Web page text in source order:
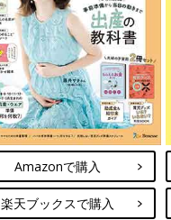
Amazonで購入
楽天ブックスで購入